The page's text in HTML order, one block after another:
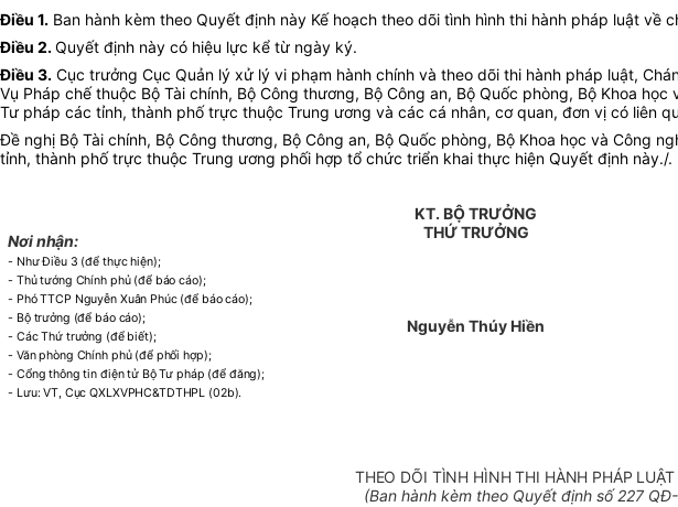
Điều 1. Ban hành kèm theo Quyết định này Kế hoạch theo dõi tình hình thi hành pháp luật về
Điều 2.Quyết định này có hiệu lực kể từ ngày ký.
Điều 3. Cục trưởng Cục Quản lý xử lý vi phạm hành chính và theo dõi thi hành pháp luật,
Vụ Pháp chế thuộc Bộ Tài chính, Bộ Công thương, Bộ Công an, Bộ Quốc phòng, Bộ Khoa
Tư pháp các tỉnh, thành phố trực thuộc Trung ương và các cá nhân, cơ quan, đơn vị có liên
Đề nghị Bộ Tài chính, Bộ Công thương, Bộ Công an, Bộ Quốc phòng, Bộ Khoa học và Công
tỉnh, thành phố trực thuộc Trung ương phối hợp tổ chức triển khai thực hiện Quyết định này./.
Nơi nhận:
- Như Điều 3 (để thực hiện);
- Thủ tướng Chính phủ (để báo cáo);
- Phó TTCP Nguyễn Xuân Phúc (để báo cáo);
- Bộ trưởng (để báo cáo);
- Các Thứ trưởng (để biết);
- Văn phòng Chính phủ (để phối hợp);
- Cổng thông tin điện tử Bộ Tư pháp (để đăng);
- Lưu: VT, Cục QXLXVPHC&TDTHPL (02b).
KT. BỘ TRƯỞNG
THỨ TRƯỞNG
Nguyễn Thúy Hiền
THEO DÕI TÌNH HÌNH THI HÀNH PHÁP
(Ban hành kèm theo Quyết định số 227